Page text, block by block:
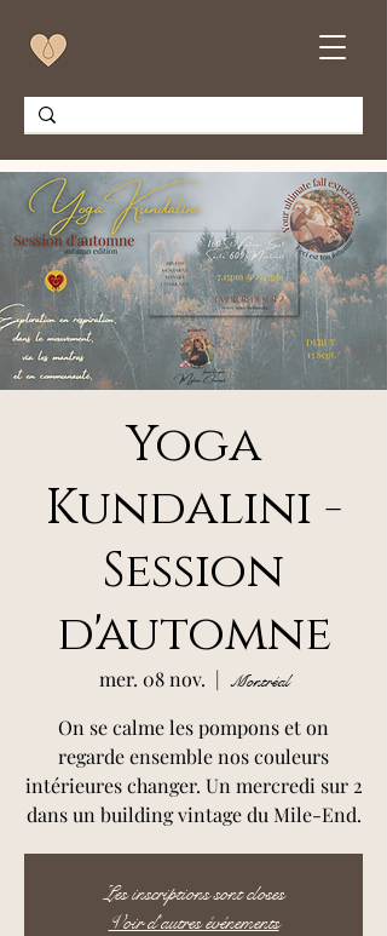
Yoga
Kundalini -
Session
d'automne
mer. 08 nov.
  |
Montréal
On se calme les pompons et on
regarde ensemble nos couleurs
intérieures changer. Un mercredi sur 2
dans un building vintage du Mile-End.
Les inscriptions sont closes
Voir d'autres événements